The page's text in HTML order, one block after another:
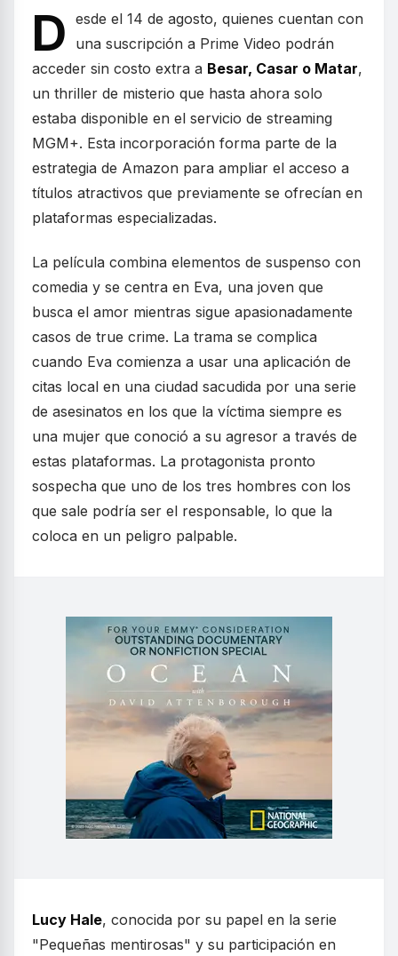
D esde el 14 de agosto, quienes cuentan con
una suscripción a Prime Video podrán
acceder sin costo extra a Besar, Casar o Matar,
un thriller de misterio que hasta ahora solo
estaba disponible en el servicio de streaming
MGM+. Esta incorporación forma parte de la
estrategia de Amazon para ampliar el acceso a
títulos atractivos que previamente se ofrecían en
plataformas especializadas.
La película combina elementos de suspenso con
comedia y se centra en Eva, una joven que
busca el amor mientras sigue apasionadamente
casos de true crime. La trama se complica
cuando Eva comienza a usar una aplicación de
citas local en una ciudad sacudida por una serie
de asesinatos en los que la víctima siempre es
una mujer que conoció a su agresor a través de
estas plataformas. La protagonista pronto
sospecha que uno de los tres hombres con los
que sale podría ser el responsable, lo que la
coloca en un peligro palpable.
Lucy Hale, conocida por su papel en la serie
"Pequeñas mentirosas" y su participación en